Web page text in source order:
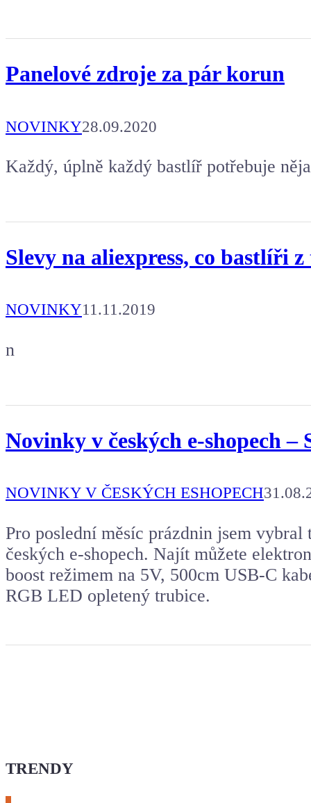
Panelové zdroje za pár korun
NOVINKY28.09.2020
Každý, úplně každý bastlíř potřebuje
Slevy na aliexpress, co bastlíři
NOVINKY11.11.2019
n
Novinky v českých e-shopech –
NOVINKY V ČESKÝCH ESHOPECH
Pro poslední měsíc prázdnin jsem
českých e-shopech. Najít můžete
boost režimem na 5V, 500cm USB-C
RGB LED opletený trubice.
TRENDY